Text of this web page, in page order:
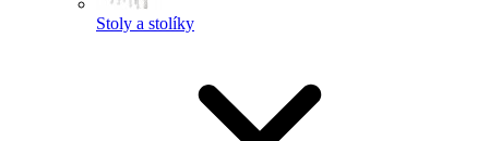
Stoly a stolíky